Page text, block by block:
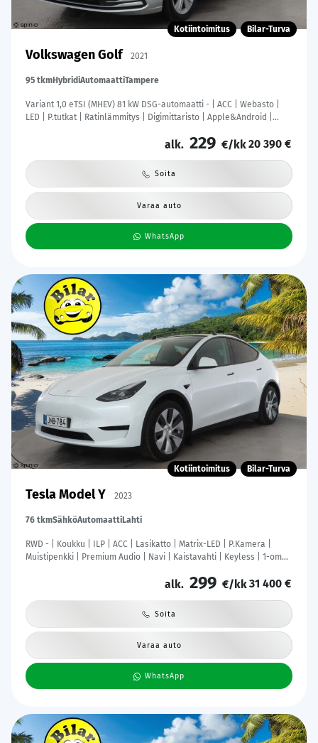
Kotiintoimitus Bilar-Turva
Volkswagen Golf 2021
95 tkmHybridiAutomaattiTampere
Variant 1,0 eTSI (MHEV) 81 kW DSG-automaatti - | ACC | Webasto |
LED | P.tutkat | Ratinlämmitys | Digimittaristo | Apple&Android |
alk. 229 €/kk20 390 €
Soita
Varaa auto
WhatsApp
Kotiintoimitus Bilar-Turva
Tesla Model Y 2023
76 tkmSähköAutomaattiLahti
RWD - | Koukku | ILP | ACC | Lasikatto | Matrix-LED | P.Kamera |
Muistipenkki | Premium Audio | Navi | Kaistavahti | Keyless | 1-om
alk. 299 €/kk31 400 €
Soita
Varaa auto
WhatsApp